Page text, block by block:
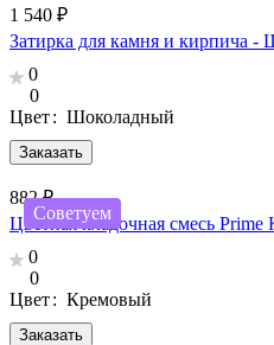
1 540 ₽
Затирка для камня и кирпича -
0
0
Заказать
Цвет: Шоколадный
Советуем
882 ₽
Цветная кладочная смесь Prime
0
0
Заказать
Цвет: Кремовый